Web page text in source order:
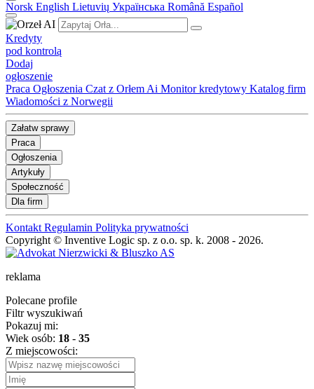
Norsk English Lietuvių Українська Română Español
Kredyty
pod kontrolą
Dodaj
ogłoszenie
Praca Ogłoszenia Czat z Orłem Ai Monitor kredytowy Katalog firm
Wiadomości z Norwegii
Załatw sprawy
Praca
Ogłoszenia
Artykuły
Społeczność
Dla firm
Kontakt Regulamin Polityka prywatności
Copyright © Inventive Logic sp. z o.o. sp. k. 2008 - 2026.
reklama
Polecane profile
Filtr wyszukiwań
Pokazuj mi:
Wiek osób: 18 - 35
Z miejscowości: